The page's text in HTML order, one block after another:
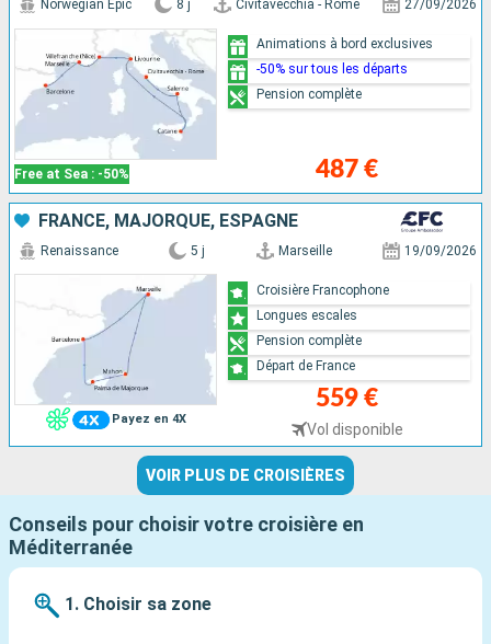
Free at Sea : -50%
Norwegian Epic 8 j Civitavecchia - Rome 27/09/2026
487 €
Animations à bord exclusives
-50% sur tous les départs
Pension complète
FRANCE, MAJORQUE, ESPAGNE
Payez en 4X
Renaissance 5 j Marseille 19/09/2026
559 €
Vol disponible
Croisière Francophone
Longues escales
Pension complète
Départ de France
VOIR PLUS DE CROISIÈRES
Conseils pour choisir votre croisière en
Méditerranée
1. Choisir sa zone